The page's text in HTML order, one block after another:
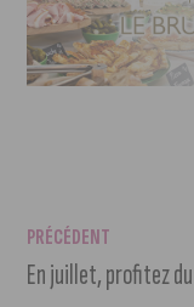
PRÉCÉDENT